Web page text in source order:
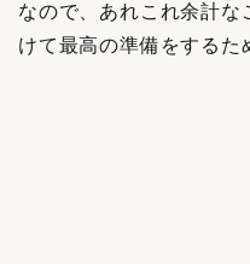
なので、あれこれ余計な
けて最高の準備をするた